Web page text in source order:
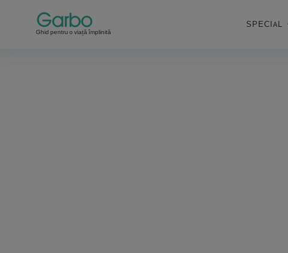
Ghid pentru o viață împlinită
SPECIAL